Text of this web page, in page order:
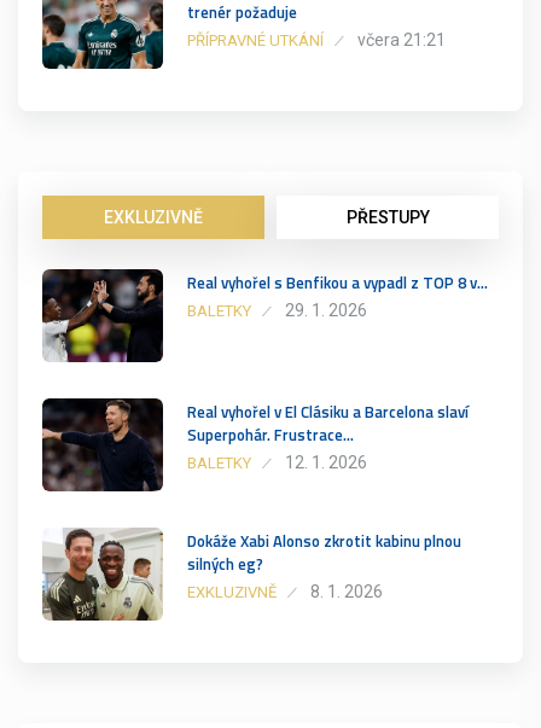
trenér požaduje
PŘÍPRAVNÉ UTKÁNÍ včera 21:21
EXKLUZIVNĚ PŘESTUPY
Real vyhořel s Benfikou a vypadl z TOP 8 v…
BALETKY 29. 1. 2026
Real vyhořel v El Clásiku a Barcelona slaví
Superpohár. Frustrace…
BALETKY 12. 1. 2026
Dokáže Xabi Alonso zkrotit kabinu plnou
silných eg?
EXKLUZIVNĚ 8. 1. 2026